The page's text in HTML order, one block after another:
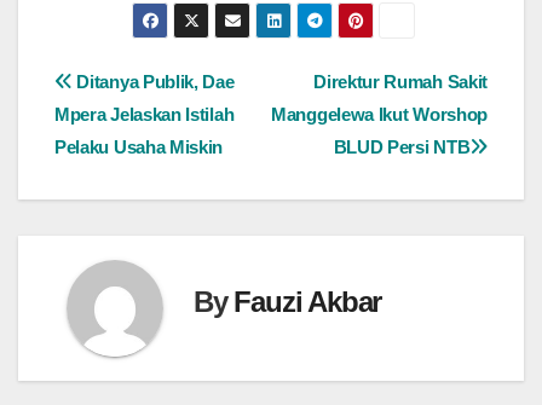
Navigasi
pos
Direktur Rumah Sakit
Manggelewa Ikut Worshop
BLUD Persi NTB
Ditanya Publik, Dae
Mpera Jelaskan Istilah
Pelaku Usaha Miskin
ByFauzi Akbar